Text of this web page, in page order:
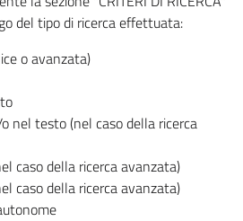
del tipo di ricerca effettuata:
o avanzata)
nel testo (nel caso della ricerca
caso della ricerca avanzata)
caso della ricerca avanzata)